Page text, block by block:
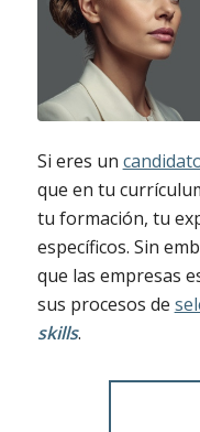
Si eres un
que en tu
tu formación, tu
específicos. Sin
que las empresas
sus procesos de
skills.